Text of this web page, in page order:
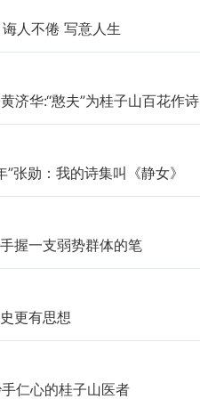
人不倦 写意人生
济华:“憨夫”为桂子山百花作诗
”张勋：我的诗集叫《静女》
握一支弱势群体的笔
更有思想
仁心的桂子山医者